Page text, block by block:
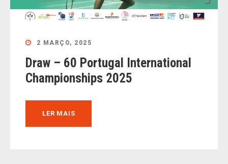
2 MARÇO, 2025
Draw – 60 Portugal International
Championships 2025
LER MAIS